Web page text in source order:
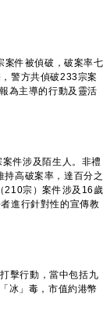
件被偵破，破案率七
警方共偵破233宗案
為主導的行動及靈活
件涉及陌生人。非禮
高破案率，達百分之
210宗）案件涉及16歲
進行針對性的宣傳教
擊行動，當中包括九
冰」毒，市值約港幣